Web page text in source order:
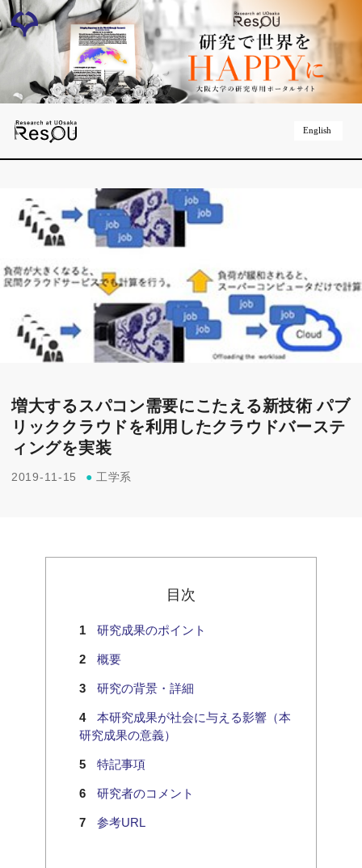
English
増大するスパコン需要にこたえる新技術 パブ
リッククラウドを利用したクラウドバーステ
ィングを実装
2019-11-15 ● 工学系
目次
研究成果のポイント
概要
研究の背景・詳細
本研究成果が社会に与える影響（本
研究成果の意義）
特記事項
研究者のコメント
参考URL